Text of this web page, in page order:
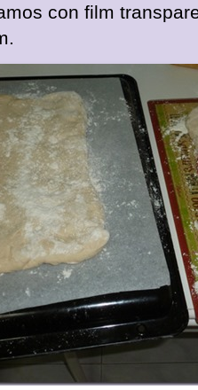
con film